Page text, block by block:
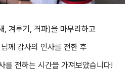
, 겨루기, 격파)을 마무리하고
께 감사의 인사를 전한 후
를 전하는 시간을 가져보았습니다!